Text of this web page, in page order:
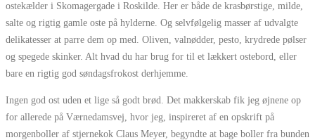
ostekælder i Skomagergade i Roskilde. Her er både de krasbørstige, milde,
salte og rigtig gamle oste på hylderne. Og selvfølgelig masser af udvalgte
delikatesser at parre dem op med. Oliven, valnødder, pesto, krydrede pølser
og spegede skinker. Alt hvad du har brug for til et lækkert ostebord, eller
bare en rigtig god søndagsfrokost derhjemme.
Ingen god ost uden et lige så godt brød. Det makkerskab fik jeg øjnene op
for allerede på Værnedamsvej, hvor jeg, inspireret af en opskrift på
morgenboller af stjernekok Claus Meyer, begyndte at bage boller fra bunden